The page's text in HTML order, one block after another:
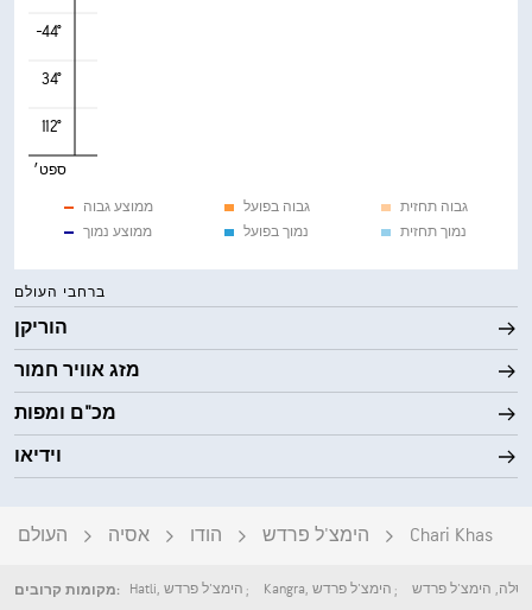
-44°
34°
112°
ספט׳
ממוצע גבוה
ממוצע נמוך
גבוה בפועל
נמוך בפועל
גבוה תחזית
נמוך תחזית
ברחבי העולם
הוריקן
מזג אוויר חמור
מכ"ם ומפות
וידיאו
העולם אסיה הודו הימצ'ל פרדש Chari Khas
מקומות קרובים: Hatli, הימצ'ל פרדש Kangra, הימצ'ל פרדש , הימצ'ל פרדש